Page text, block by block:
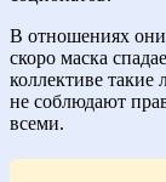
В отношениях они
скоро маска
коллективе такие
не соблюдают
всеми.